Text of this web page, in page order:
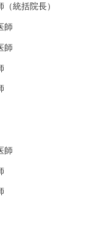
統括院長）
師
師
師